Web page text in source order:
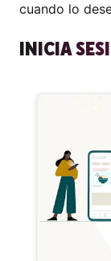
cuando lo
INICIA